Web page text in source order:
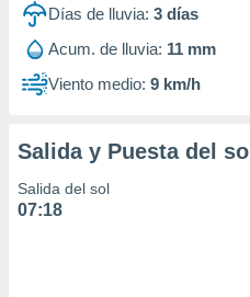
Días de lluvia: 3 días
Acum. de lluvia: 11 mm
Viento medio: 9 km/h
Salida y Puesta del sol
Salida del sol
07:18